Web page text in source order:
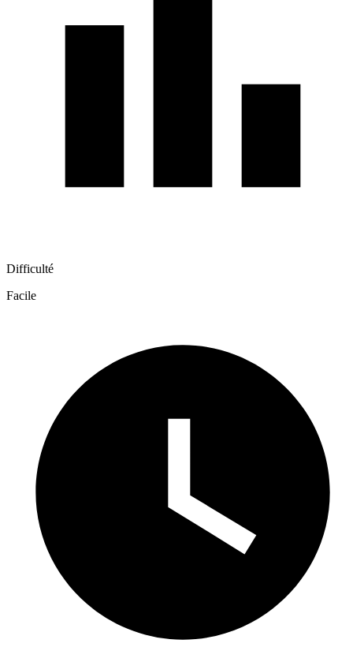
Difficulté
Facile